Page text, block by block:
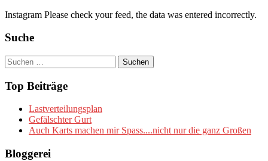
Instagram Please check your feed, the data was entered incorrectly.
Suche
Suchen
nach:
Top Beiträge
Lastverteilungsplan
Gefälschter Gurt
Auch Karts machen mir Spass....nicht nur die ganz Großen
Bloggerei